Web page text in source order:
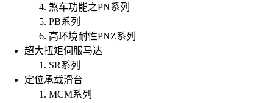
煞车功能之PN系列
PB系列
高环境耐性PNZ系列
超大扭矩伺服马达
SR系列
定位承载滑台
MCM系列